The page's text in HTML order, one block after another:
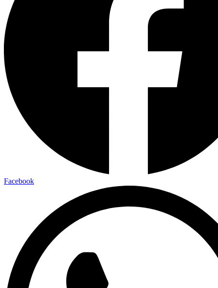
Facebook